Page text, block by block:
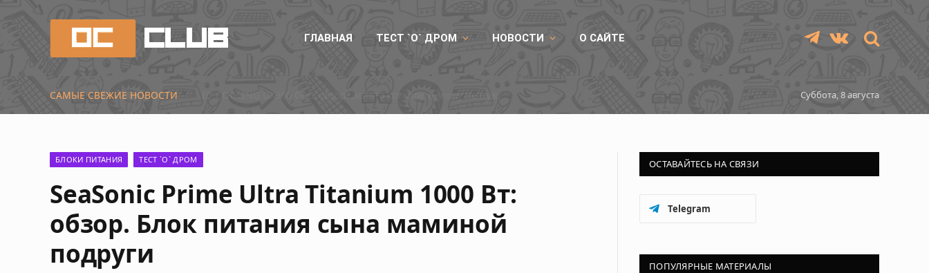
ГЛАВНАЯ ТЕСТ `О` ДРОМ НОВОСТИ О САЙТЕ TelegramVKontakte
САМЫЕ СВЕЖИЕ НОВОСТИ Первые тесты Radeon RX 9050 Суббота, 8 августа
БЛОКИ ПИТАНИЯ ТЕСТ `О` ДРОМ
SeaSonic Prime Ultra Titanium 1000 Вт:
обзор. Блок питания сына маминой
подруги
ОСТАВАЙТЕСЬ НА СВЯЗИ
Telegram
ПОПУЛЯРНЫЕ МАТЕРИАЛЫ